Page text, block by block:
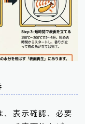
表示確認、必要